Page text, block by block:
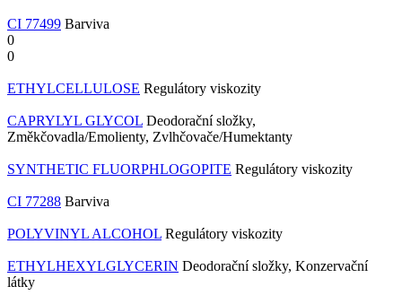
CI 77499 Barviva
0
0
ETHYLCELLULOSE Regulátory viskozity
CAPRYLYL GLYCOL Deodorační složky,
Změkčovadla/Emolienty, Zvlhčovače/Humektanty
SYNTHETIC FLUORPHLOGOPITE Regulátory viskozity
CI 77288 Barviva
POLYVINYL ALCOHOL Regulátory viskozity
ETHYLHEXYLGLYCERIN Deodorační složky, Konzervační
látky